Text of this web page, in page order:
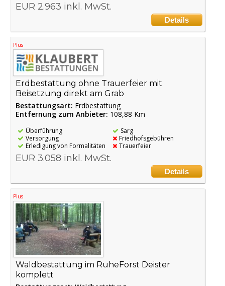
EUR 2.963 inkl. MwSt.
Details
Plus
Erdbestattung ohne Trauerfeier mit
Beisetzung direkt am Grab
Bestattungsart: Erdbestattung
Entfernung zum Anbieter: 108,88 Km
Überführung
Versorgung
Erledigung von Formalitäten
Sarg
Friedhofsgebühren
Trauerfeier
EUR 3.058 inkl. MwSt.
Details
Plus
Waldbestattung im RuheForst Deister
komplett